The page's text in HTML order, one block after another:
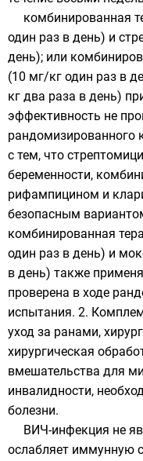
комбинированная
один раз в день) и
день); или
(10 мг/кг один раз в
кг два раза в день)
эффективность не
рандомизированного
с тем, что
беременности,
рифампицином и
безопасным
комбинированная
один раз в день) и
в день) также
проверена в ходе
испытания. 2.
уход за ранами,
хирургическая
вмешательства для
инвалидности,
болезни.
ВИЧ-инфекция не
ослабляет иммунную